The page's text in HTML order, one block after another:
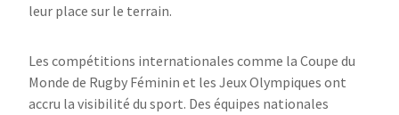
leur place sur le terrain.
Les compétitions internationales comme la Coupe du
Monde de Rugby Féminin et les Jeux Olympiques ont
accru la visibilité du sport. Des équipes nationales